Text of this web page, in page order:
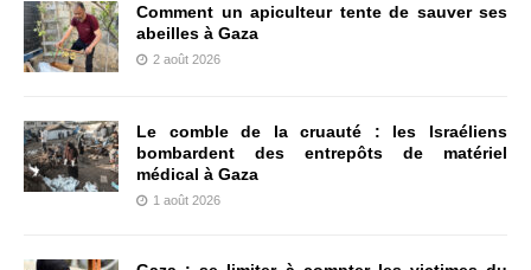
Comment un apiculteur tente de sauver ses
abeilles à Gaza
2 août 2026
Le comble de la cruauté : les Israéliens
bombardent des entrepôts de matériel
médical à Gaza
1 août 2026